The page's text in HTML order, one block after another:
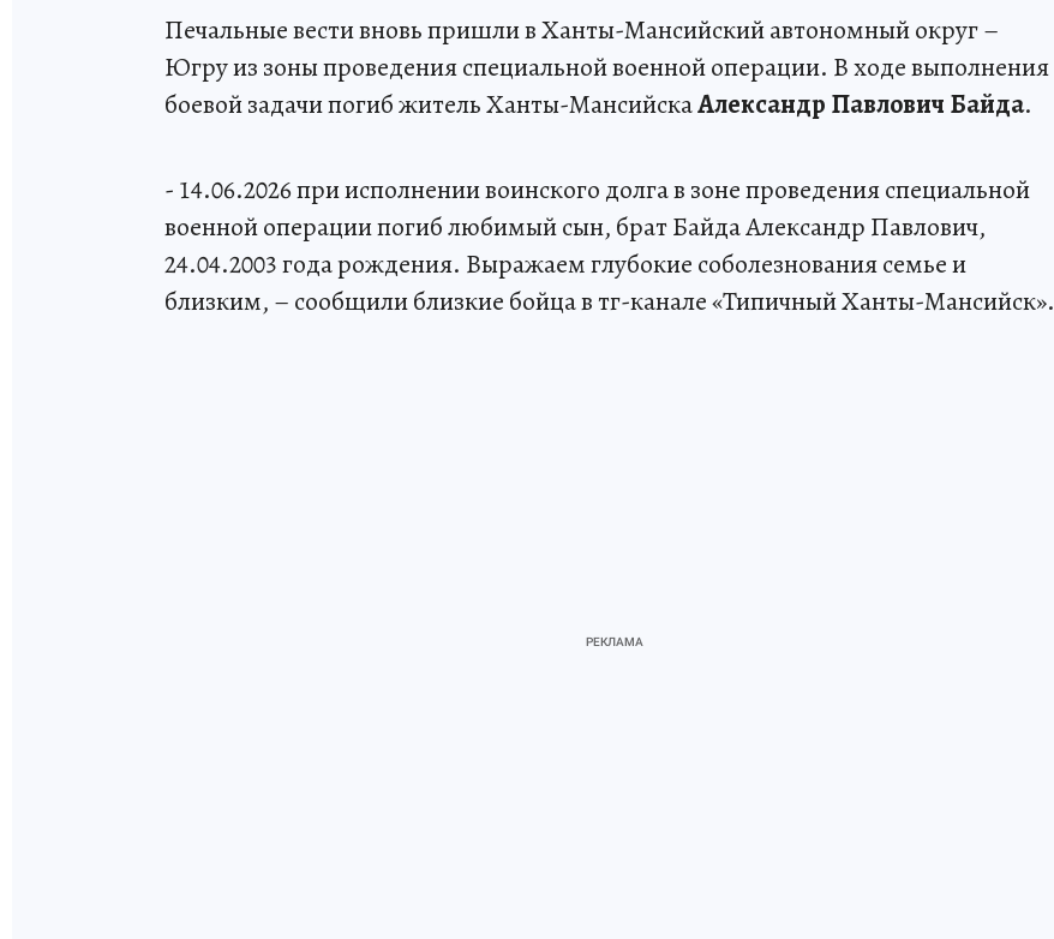
Печальные вести вновь пришли в Ханты-Мансийский автономный округ –
Югру из зоны проведения специальной военной операции. В ходе выполнения
боевой задачи погиб житель Ханты-МансийскаАлександр Павлович Байда.
- 14.06.2026 при исполнении воинского долга в зоне проведения специальной
военной операции погиб любимый сын, брат Байда Александр Павлович,
24.04.2003 года рождения. Выражаем глубокие соболезнования семье и
близким, – сообщили близкие бойца в тг-канале «Типичный Ханты-Мансийск».